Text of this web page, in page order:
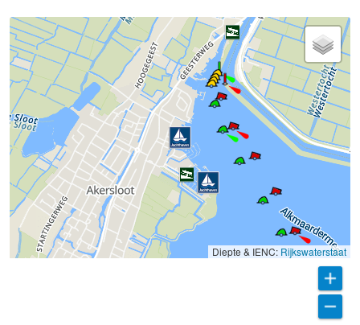
Diepte & IENC: Rijkswaterstaat